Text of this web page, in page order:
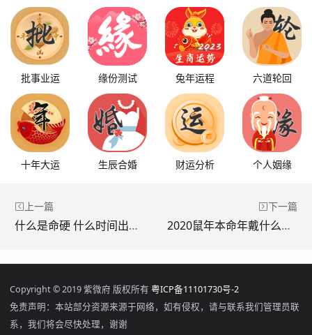
批事业运 缘份测试 兔年运程 六道轮回
十年大运 生辰合婚 财运分析 个人姻缘
上一篇
什么是命硬 什么时间出生的人命硬
下一篇
2020鼠年本命年戴什么转运 2020鼠年本命年戴什么好
Copyright © 2019 紫微府 版权所有 粤ICP备11101730号-2
免责声明：本站部分资源来源于网络，如有侵权，请与联系我们管理员联
系，我们将会尽快处理，谢谢